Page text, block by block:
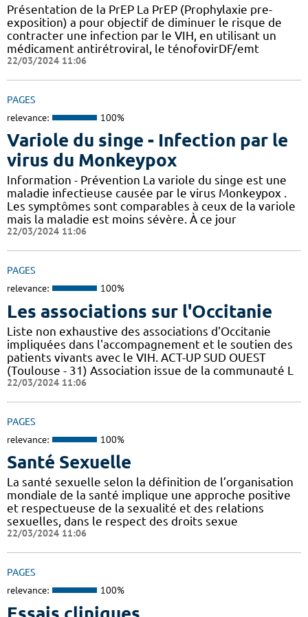
Présentation de la PrEP La PrEP (Prophylaxie pre-
exposition) a pour objectif de diminuer le risque de
contracter une infection par le VIH, en utilisant un
médicament antirétroviral, le ténofovirDF/emt
22/03/2024 11:06
PAGES
relevance: 100%
Variole du singe - Infection par le
virus du Monkeypox
Information - Prévention La variole du singe est une
maladie infectieuse causée par le virus Monkeypox .
Les symptômes sont comparables à ceux de la variole
mais la maladie est moins sévère. À ce jour
22/03/2024 11:06
PAGES
relevance: 100%
Les associations sur l'Occitanie
Liste non exhaustive des associations d'Occitanie
impliquées dans l'accompagnement et le soutien des
patients vivants avec le VIH. ACT-UP SUD OUEST
(Toulouse - 31) Association issue de la communauté L
22/03/2024 11:06
PAGES
relevance: 100%
Santé Sexuelle
La santé sexuelle selon la définition de l’organisation
mondiale de la santé implique une approche positive
et respectueuse de la sexualité et des relations
sexuelles, dans le respect des droits sexue
22/03/2024 11:06
PAGES
relevance: 100%